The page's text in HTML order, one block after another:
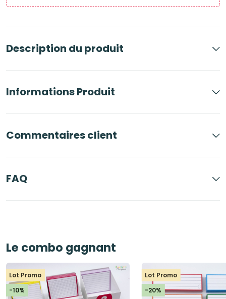
Description du produit
Informations Produit
Commentaires client
FAQ
Le combo gagnant
Lot Promo
-10%
Lot Promo
-20%